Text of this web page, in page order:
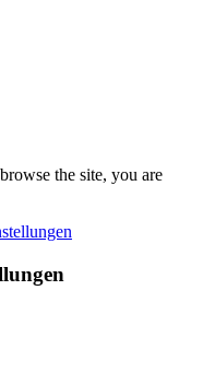
the site, you are